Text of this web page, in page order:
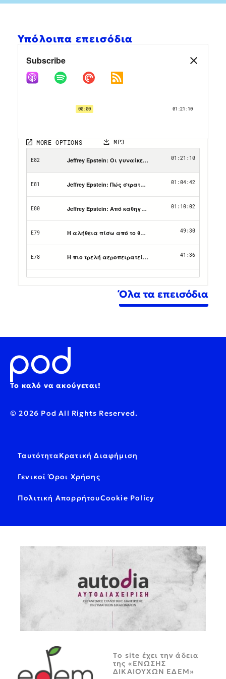
Υπόλοιπα επεισόδια
Όλα τα επεισόδια
Το καλό να ακούγεται!
© 2026 Pod All Rights Reserved.
ΤαυτότηταΚρατική Διαφήμιση
Γενικοί Όροι Χρήσης
Πολιτική ΑπορρήτουCookie Policy
Tο site έχει την άδεια
της «ΕΝΩΣΗΣ
ΔΙΚΑΙΟΥΧΩΝ ΕΔΕΜ»